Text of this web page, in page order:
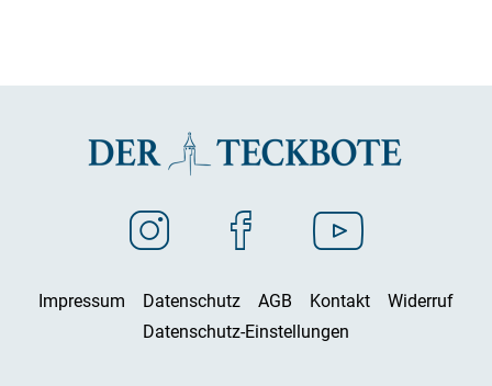
Impressum Datenschutz AGB Kontakt
Widerruf
Datenschutz-Einstellungen